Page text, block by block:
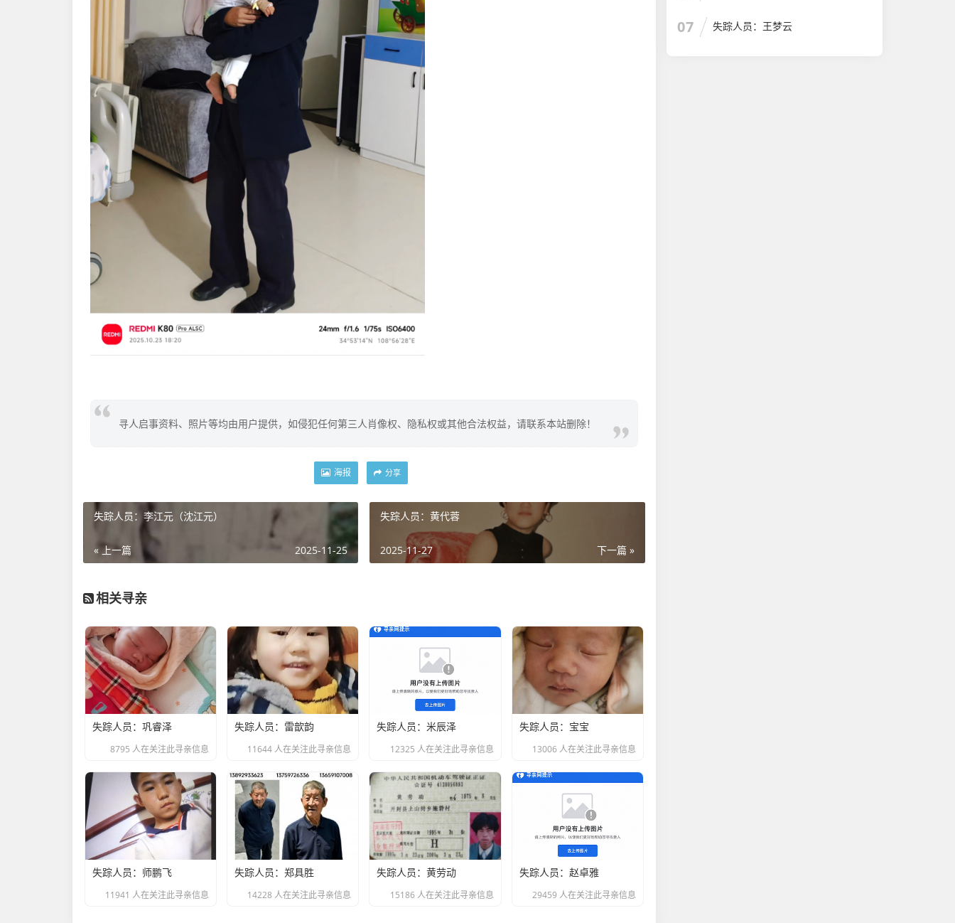
寻人启事资料、照片等均由用户提供，如侵犯任何第三人肖像权、隐私权或其他合法权益，请联系本站删除！
海报 分享
失踪人员：李江元（沈江元）
« 上一篇 2025-11-25
失踪人员：黄代蓉
下一篇 »
2025-11-27
相关寻亲
失踪人员：巩睿泽
8795 人在关注此寻亲信息
失踪人员：雷歆韵
11644 人在关注此寻亲信息
失踪人员：米辰泽
12325 人在关注此寻亲信息
失踪人员：宝宝
13006 人在关注此寻亲信息
失踪人员：师鹏飞
11941 人在关注此寻亲信息
失踪人员：郑具胜
14228 人在关注此寻亲信息
失踪人员：黄劳动
15186 人在关注此寻亲信息
失踪人员：赵卓雅
29459 人在关注此寻亲信息
07 失踪人员：王梦云